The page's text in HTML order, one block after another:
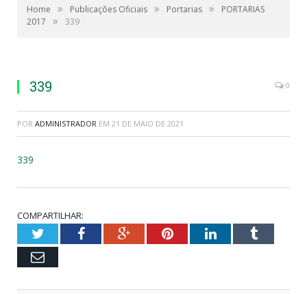
Home » Publicações Oficiais » Portarias »
PORTARIAS
2017
» 339
339 0
POR ADMINISTRADOR EM 21 DE MAIO DE 2021
339
COMPARTILHAR:
TwitterFacebookGoogle+PinterestLinkedInTumblr
Email